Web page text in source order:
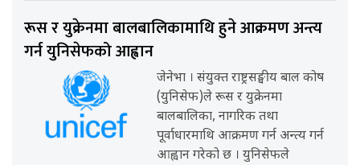
रूस र युक्रेनमा बालबालिकामाथि हुने आक्रमण अन्त्य
गर्न युनिसेफको आह्वान
जेनेभा । संयुक्त राष्ट्रसङ्घीय बाल कोष
(युनिसेफ)ले रूस र युक्रेनमा
बालबालिका, नागरिक तथा
पूर्वाधारमाथि आक्रमण गर्न अन्त्य गर्न
आह्वान गरेको छ । युनिसेफले